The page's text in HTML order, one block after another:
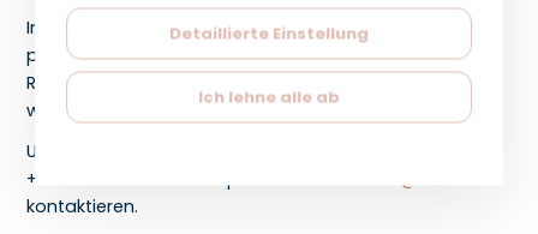
Im Falle einer Verletzung des Schutzes
personenbezogener Daten, die ein hohes Risiko für Ihre
Rechte und Freiheiten zur Folge haben könnte, werden
wir Sie unverzüglich darüber informieren.
Um Ihre Rechte auszuüben, können Sie uns unter
+420 731 483 089 oder per E-Mail unter
info@alkion.eu
kontaktieren.
Detaillierte Einstellung
Ich lehne alle ab